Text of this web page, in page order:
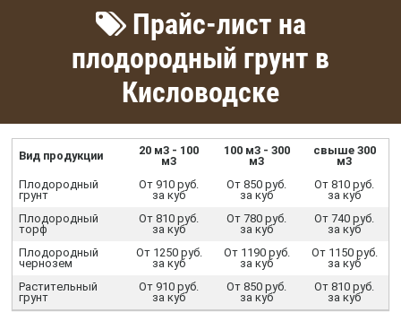
Прайс-лист на
плодородный грунт в
Кисловодске
Вид продукции
20 м3 - 100
м3
100 м3 - 300
м3
свыше 300
м3
Плодородный
грунт
От 910 руб.
за куб
От 850 руб.
за куб
От 810 руб.
за куб
Плодородный
торф
От 810 руб.
за куб
От 780 руб.
за куб
От 740 руб.
за куб
Плодородный
чернозем
От 1250 руб.
за куб
От 1190 руб.
за куб
От 1150 руб.
за куб
Растительный
грунт
От 910 руб.
за куб
От 850 руб.
за куб
От 810 руб.
за куб